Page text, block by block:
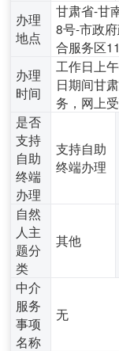
办理
地点
甘肃省-甘
8号-市政
合服务区
办理
时间
工作日上
日期间甘
务，网上
是否
支持
自助
终端
办理
支持自助
终端办理
自然
人主
题分
类
其他
中介
服务
事项
名称
无